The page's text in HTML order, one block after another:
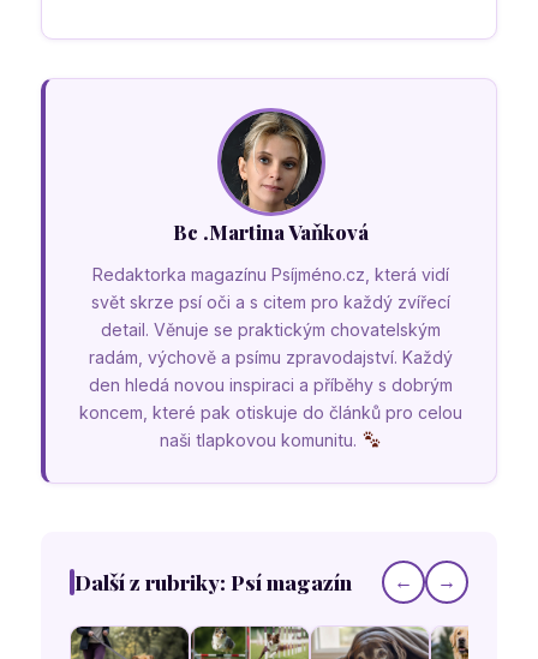
Bc .Martina Vaňková
Redaktorka magazínu Psíjméno.cz, která vidí
svět skrze psí oči a s citem pro každý zvířecí
detail. Věnuje se praktickým chovatelským
radám, výchově a psímu zpravodajství. Každý
den hledá novou inspiraci a příběhy s dobrým
koncem, které pak otiskuje do článků pro celou
naši tlapkovou komunitu.
Další z rubriky: Psí magazín ← →